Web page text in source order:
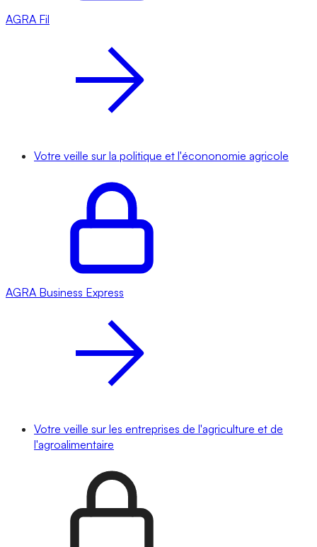
AGRA Fil
Votre veille sur la politique et l'écononomie agricole
AGRA Business Express
Votre veille sur les entreprises de l'agriculture et de
l'agroalimentaire